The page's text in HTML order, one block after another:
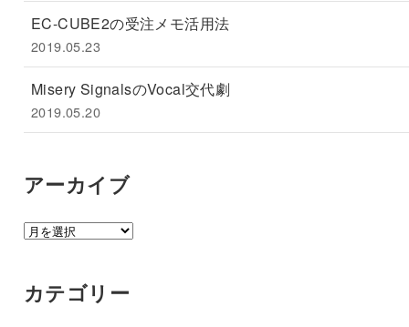
EC-CUBE2の受注メモ活用法
2019.05.23
Misery SignalsのVocal交代劇
2019.05.20
アーカイブ
ア
イ
カテゴリー